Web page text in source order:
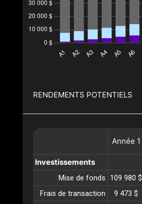
RENDEMENTS POTENTIELS
Année 1
Investissements
Mise de fonds 109 980 $
Frais de transaction
9 473 $